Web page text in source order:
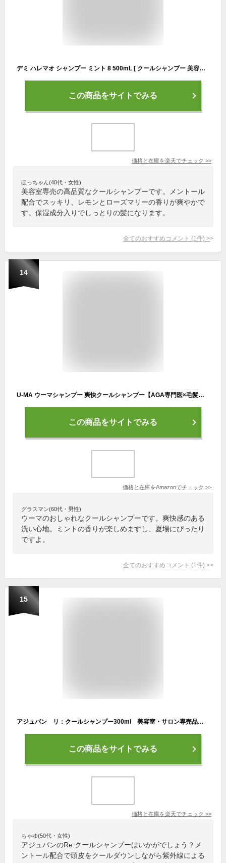
デミ ハレマオ シャンプー ミント 8 500mL [ クールシャンプー 美容室専売 シャンプー 女性 冷 感 爽快 スッキリ サロン専売品 おすすめ 人気 冷涼感 清涼感 ] DEMI
この商品をサイトでみる
価格と在庫を楽天でチェック >>
ほっちゃん(40代・女性)
美容室専売の高品質なクールシャンプーです。メントール
配合でスッキリ、レモンとローズマリーの香りが爽やかで
す。保湿成分入りでしっとりの髪になります。
全てのおすすめコメント (1 件) >
14
U-MA ウーマシャンプー 爽快クールシャンプー【AGA専門医×毛髪診断士】成分監修 [ ミントの香り ] スカルプケア アミノ酸 馬油 植物オイル ノンシリコン 日本製250ml
この商品をサイトでみる
価格と在庫をAmazonでチェック >>
グラスマン(60代・男性)
ウーマのおしゃれなクールシャンプーです。爽快感のある
洗い心地。ミントの香りが楽しめますし、夏場にぴったり
ですよ。
全てのおすすめコメント (1 件) >
15
アジュバン リ：クールシャンプー300ml 美容室・サロン専売品【 ADJUBANT リ シリーズ Re: series】
この商品をサイトでみる
価格と在庫を楽天でチェック >>
ちゃゆ(50代・女性)
アジュバンのRe:クールシャンプーはいかがでしょう？メ
ントール配合で頭皮をクールダウンしながら紫外線による